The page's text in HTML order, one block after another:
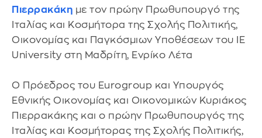
Πιερρακάκη με τον πρώην Πρωθυπουργό της
Ιταλίας και Κοσμήτορα της Σχολής Πολιτικής,
Οικονομίας και Παγκόσμιων Υποθέσεων του IE
University στη Μαδρίτη, Ενρίκο Λέτα
Ο Πρόεδρος του Εurogroup και Υπουργός
Εθνικής Οικονομίας και Οικονομικών Κυριάκος
Πιερρακάκης και ο πρώην Πρωθυπουργός της
Ιταλίας και Κοσμήτορας της Σχολής Πολιτικής,